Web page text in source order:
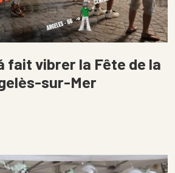
fait vibrer la Fête de la
sur-Mer